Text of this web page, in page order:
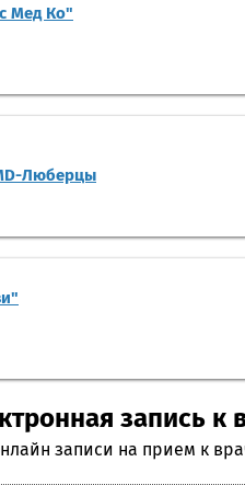
Мед Ко"
Люберцы
запись к
записи на прием к